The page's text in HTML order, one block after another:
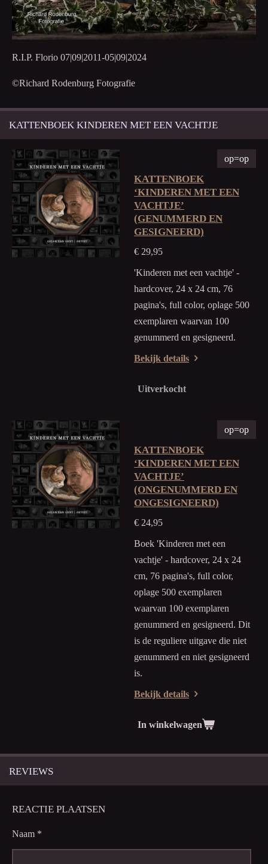
R.I.P. Florio 07|09|2011-05|09|2024
©️Richard Rodenburg Fotografie
KATTENBOEK KINDEREN MET EEN VACHTJE
op=op
KATTENBOEK
‘KINDEREN MET EEN
VACHTJE’
(GENUMMERD EN
GESIGNEERD)
€ 29,95
'Kinderen met een vachtje' -
hardcover, 24 x 24 cm, 76
pagina's, full color, oplage 500
exemplaren waarvan 100
genummerd en gesigneerd.
Bekijk details
Uitverkocht
op=op
KATTENBOEK
‘KINDEREN MET EEN
VACHTJE’
(ONGENUMMERD EN
ONGESIGNEERD)
€ 24,95
Boek 'Kinderen met een
vachtje' - hardcover, 24 x 24
cm, 76 pagina's, full color,
oplage 500 exemplaren
waarvan 100 exemplaren
genummerd en gesigneerd. Dit
is de reguliere uitgave die niet
genummerd en niet gesigneerd
is.
Bekijk details
In winkelwagen
REVIEWS
REACTIE PLAATSEN
Naam *